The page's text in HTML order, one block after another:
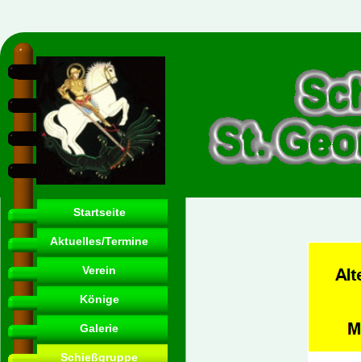
Startseite
Aktuelles/Termine
Verein
Könige
Galerie
Schießgruppe